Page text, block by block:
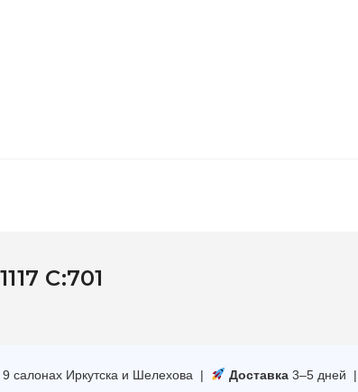
C:701
9 салонах Иркутска и Шелехова | Доставка3–5 дней |